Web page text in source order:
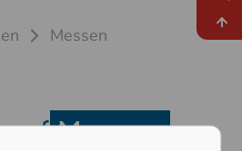
Messen
aufMessen